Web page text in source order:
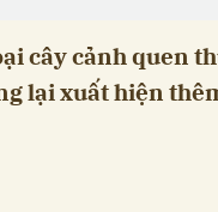
cây cảnh quen
lại xuất hiện